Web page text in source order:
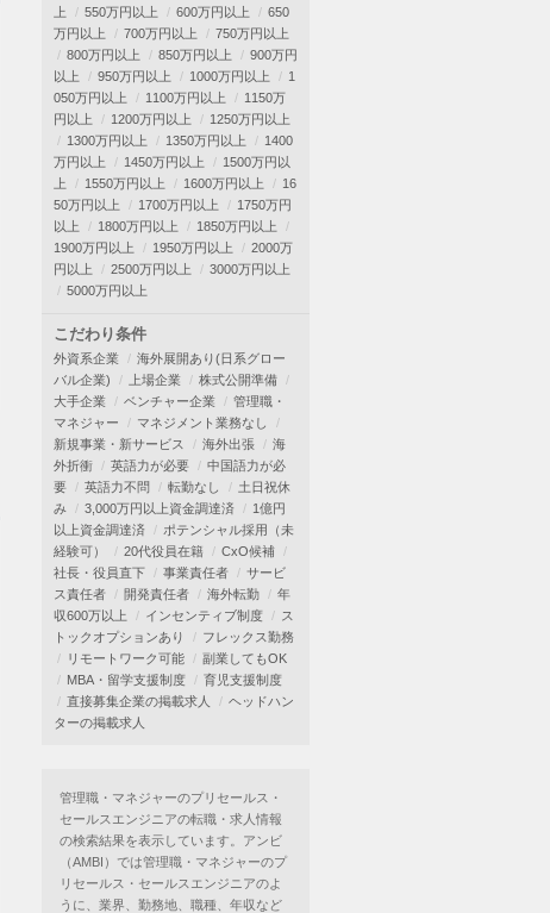
上
550万円以上 600万円以上
650
万円以上
700万円以上
750万円以上
800万円以上
850万円以上
900万円
以上
950万円以上 1000万円以上
1
050万円以上
1100万円以上
1150万
円以上
1200万円以上
1250万円以上
1300万円以上
1350万円以上
1400
万円以上
1450万円以上
1500万円以
上
1550万円以上 1600万円以上
16
50万円以上
1700万円以上
1750万円
以上
1800万円以上
1850万円以上
1900万円以上
1950万円以上
2000万
円以上
2500万円以上
3000万円以上
5000万円以上
こだわり条件
外資系企業
海外展開あり(日系グロー
バル企業)
上場企業
株式公開準備
大手企業
ベンチャー企業
管理職・
マネジャー
マネジメント業務なし
新規事業・新サービス
海外出張
海
外折衝
英語力が必要
中国語力が必
要
英語力不問 転勤なし
土日祝休
み
3,000万円以上資金調達済
1億円
以上資金調達済
ポテンシャル採用（未
経験可）
20代役員在籍
CxO候補
社長・役員直下
事業責任者
サービ
ス責任者
開発責任者 海外転勤
年
収600万以上
インセンティブ制度
ス
トックオプションあり
フレックス勤務
リモートワーク可能
副業してもOK
MBA・留学支援制度
育児支援制度
直接募集企業の掲載求人
ヘッドハン
ターの掲載求人
管理職・マネジャーのプリセールス・
セールスエンジニアの転職・求人情報
の検索結果を表示しています。アンビ
（AMBI）では管理職・マネジャーのプ
リセールス・セールスエンジニアのよ
うに、業界、勤務地、職種、年収など